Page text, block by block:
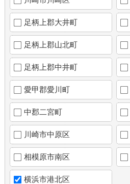
足柄上郡大井町
足柄上郡山北町
足柄上郡中井町
愛甲郡愛川町
中郡二宮町
川崎市中原区
相模原市南区
横浜市港北区